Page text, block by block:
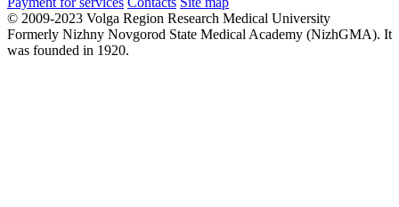
© 2009-2023 Volga Region Research Medical University
Formerly Nizhny Novgorod State Medical Academy (NizhGMA). It
was founded in 1920.